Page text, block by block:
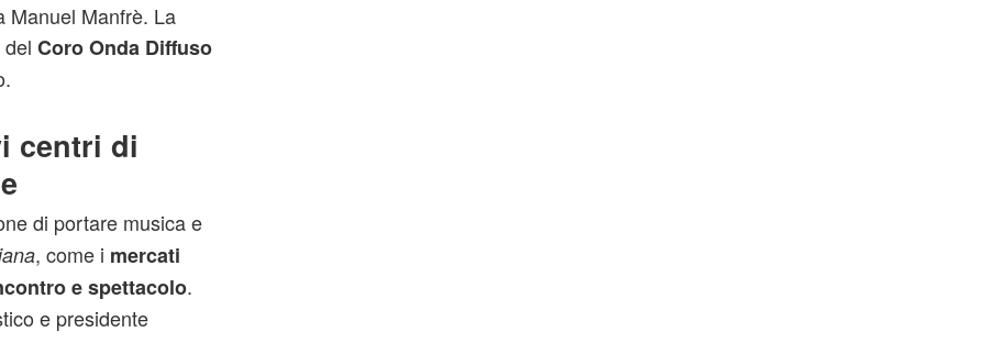
Manuel Manfrè. La
Coro Onda Diffuso
centri di
di portare musica e
, come i mercati
e spettacolo.
e presidente